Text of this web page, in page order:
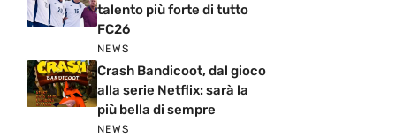
talento più forte di tutto
FC26
NEWS
Crash Bandicoot, dal gioco
alla serie Netflix: sarà la
più bella di sempre
NEWS